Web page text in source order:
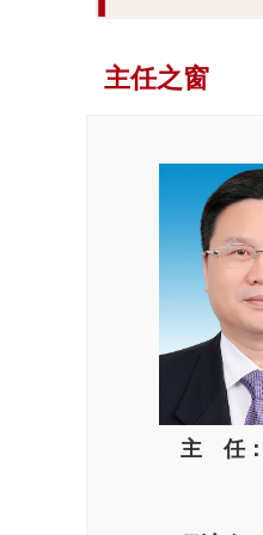
主任之窗
主 任